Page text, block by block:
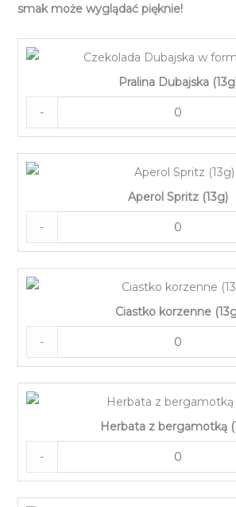
smak może wyglądać pięknie!
Pralina Dubajska
-
Aperol Spritz (13g)
-
Ciastko korzenne
-
Herbata z bergamotką
-